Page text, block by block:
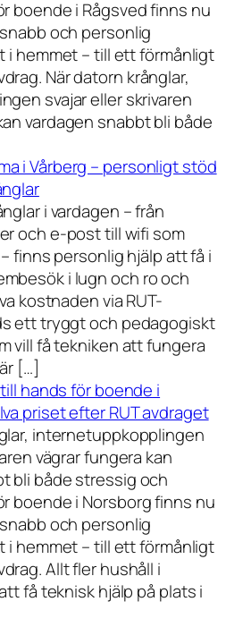
boende i Rågsved finns nu
och personlig
i hemmet – till ett förmånligt
När datorn krånglar,
svajar eller skrivaren
vardagen snabbt bli både
i Vårberg – personligt stöd
i vardagen – från
och e-post till wifi som
finns personlig hjälp att få i
i lugn och ro och
kostnaden via RUT-
ett tryggt och pedagogiskt
vill få tekniken att fungera
[…]
hands för boende i
priset efter RUT avdraget
internetuppkopplingen
vägrar fungera kan
bli både stressig och
boende i Norsborg finns nu
och personlig
i hemmet – till ett förmånligt
Allt fler hushåll i
få teknisk hjälp på plats i